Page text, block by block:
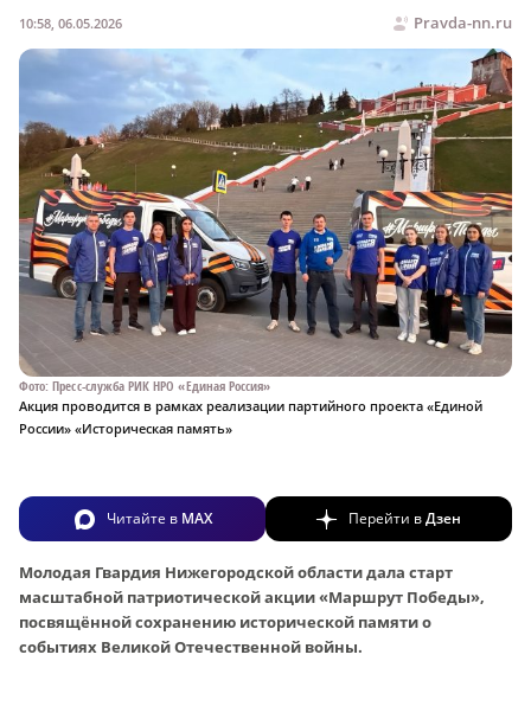
Pravda-nn.ru
10:58, 06.05.2026
Фото: Пресс-служба РИК НРО «Единая Россия»
Акция проводится в рамках реализации партийного проекта «Единой
России» «Историческая память»
Читайте в MAX Перейти вДзен
Молодая Гвардия Нижегородской области дала старт
масштабной патриотической акции «Маршрут Победы»,
посвящённой сохранению исторической памяти о
событиях Великой Отечественной войны.